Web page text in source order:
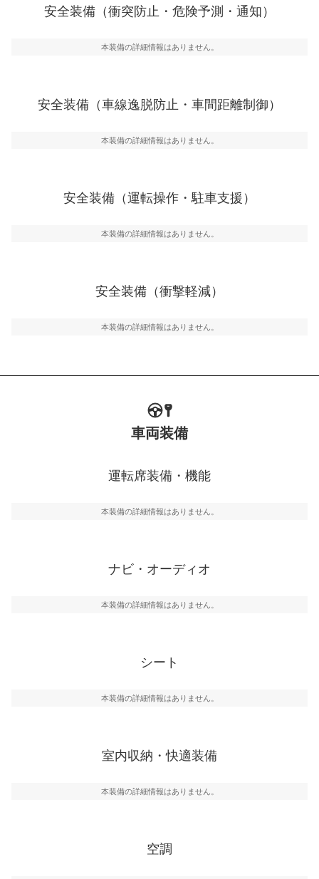
ーキアシスト、ABSなどが装備されています。
車線逸脱防止
車線のはみだしやふらつきを防止するためにレーンキー
運転・駐車支援
グ・アシストやサイドブラインドモニターなどが装備さ
万が一車体が衝撃を受けたときに、運転者・同乗者を守
るSRSエアバッグシステム、プリテンショナーシートベ
安全装備（衝突防止・危険予測・通知）
本装備の詳細情報はありません。
安全装備（車線逸脱防止・車間距離制御）
本装備の詳細情報はありません。
安全装備（運転操作・駐車支援）
本装備の詳細情報はありません。
安全装備（衝撃軽減）
本装備の詳細情報はありません。
車両装備
運転席装備・機能
本装備の詳細情報はありません。
ナビ・オーディオ
本装備の詳細情報はありません。
シート
本装備の詳細情報はありません。
室内収納・快適装備
本装備の詳細情報はありません。
空調